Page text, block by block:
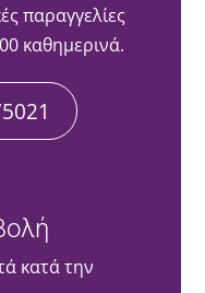
παραγγελίες
καθημερινά.
κατά την